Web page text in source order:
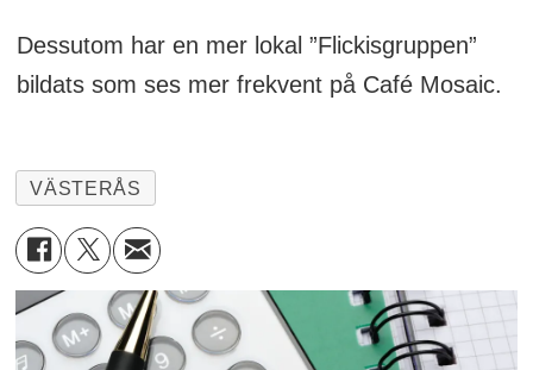
Dessutom har en mer lokal ”Flickisgruppen”
bildats som ses mer frekvent på Café Mosaic.
VÄSTERÅS